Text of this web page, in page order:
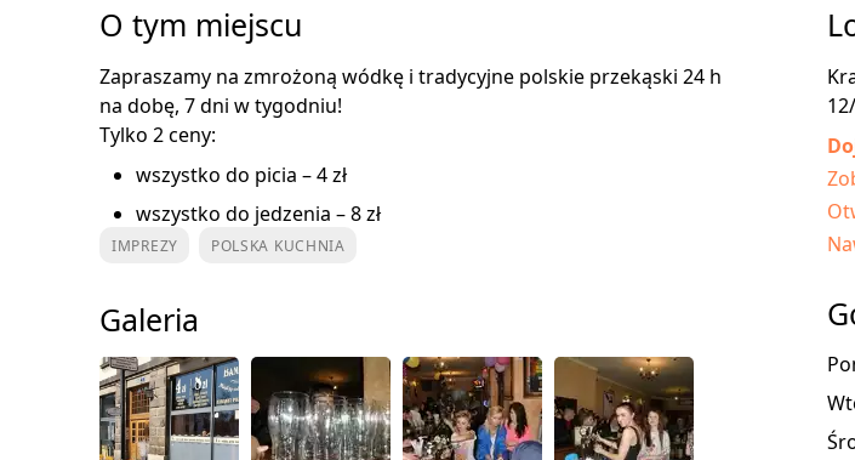
O tym miejscu
Zapraszamy na zmrożoną wódkę i tradycyjne polskie przekąski 24 h
na dobę, 7 dni w tygodniu!
Tylko 2 ceny:
wszystko do picia – 4 zł
wszystko do jedzenia – 8 zł
IMPREZY POLSKA KUCHNIA
Galeria